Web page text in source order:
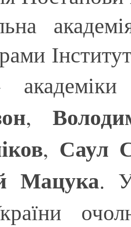
,
, Саул
Мацука.